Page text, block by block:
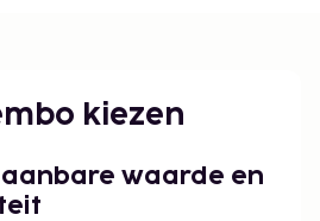
bij de accommodatie te
zijn:
je de volgende toeslagen
kiezen
waarde en